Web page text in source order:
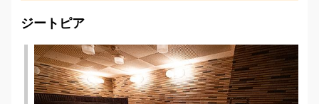
ジートピア